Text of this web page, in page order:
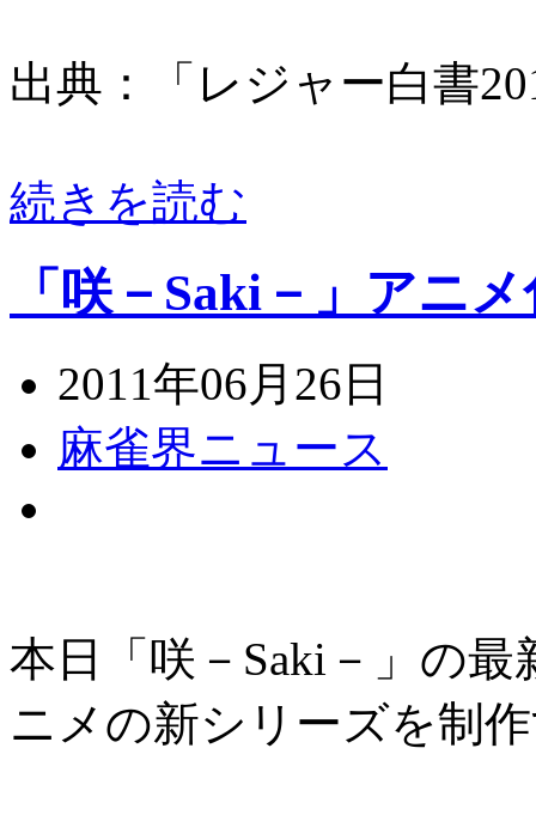
出典：「レジャー白書
続きを読む
「咲－Saki－」アニ
2011年06月26日
麻雀界ニュース
本日「咲－Saki－」の
ニメの新シリーズを制